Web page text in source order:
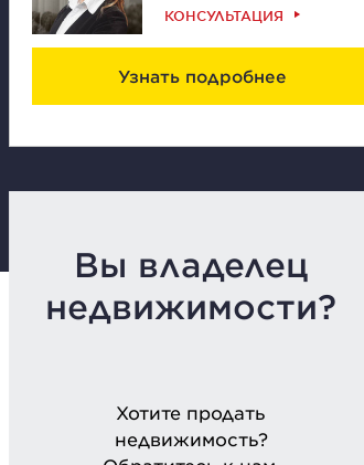
КОНСУЛЬТАЦИЯ
Узнать подробнее
Вы владелец
недвижимости?
Хотите продать
недвижимость?